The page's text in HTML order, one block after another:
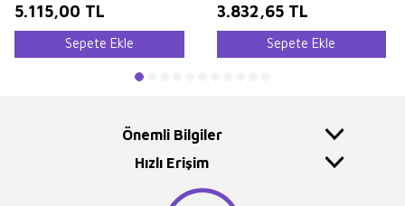
5.115,00 TL
Sepete Ekle
3.832,65TL
Sepete Ekle
Önemli Bilgiler
Hızlı Erişim